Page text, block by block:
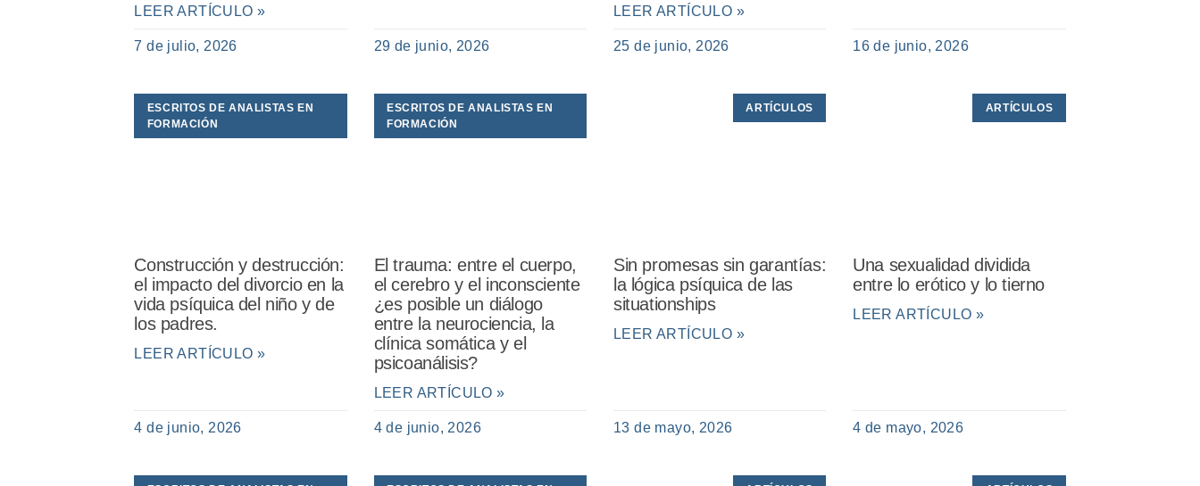
LEER ARTÍCULO »
7 de julio, 2026 29 de junio, 2026
LEER ARTÍCULO »
25 de junio, 2026 16 de junio, 2026
ESCRITOS DE ANALISTAS EN
FORMACIÓN
Construcción y destrucción:
el impacto del divorcio en la
vida psíquica del niño y de
los padres.
LEER ARTÍCULO »
4 de junio, 2026
ESCRITOS DE ANALISTAS EN
FORMACIÓN
El trauma: entre el cuerpo,
el cerebro y el inconsciente
¿es posible un diálogo
entre la neurociencia, la
clínica somática y el
psicoanálisis?
LEER ARTÍCULO »
4 de junio, 2026
ARTÍCULOS
Sin promesas sin garantías:
la lógica psíquica de las
situationships
LEER ARTÍCULO »
13 de mayo, 2026
ARTÍCULOS
Una sexualidad dividida
entre lo erótico y lo tierno
LEER ARTÍCULO »
4 de mayo, 2026